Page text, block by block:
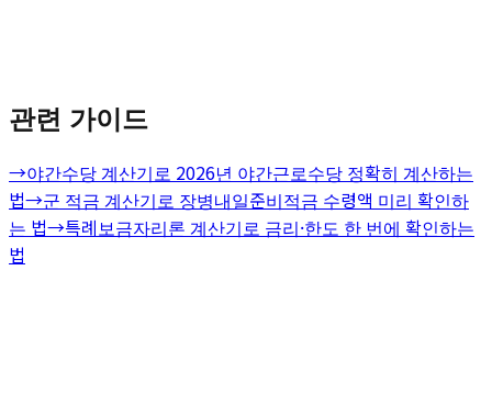
관련 가이드
→야간수당 계산기로 2026년 야간근로수당 정확히 계산하는
법→군 적금 계산기로 장병내일준비적금 수령액 미리 확인하
는 법→특례보금자리론 계산기로 금리·한도 한 번에 확인하는
법